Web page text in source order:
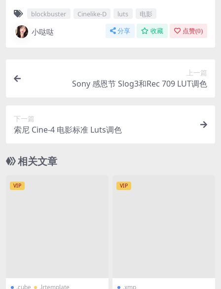
blockbuster Cinelike-D luts 电影
小哒哒 分享 收藏 点赞(0)
上一篇
Sony 感恩节 Slog3和Rec 709 LUT调色
下一篇
索尼 Cine-4 电影标准 Luts调色
相关文章
VIP VIP